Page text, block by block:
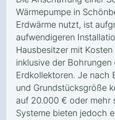
Wärmepumpe in
Erdwärme nutzt, ist
aufwendigeren
Hausbesitzer mit
inklusive der
Erdkollektoren. Je nach
und Grundstücksgröße
auf 20.000 € oder mehr
Systeme bieten jedoch